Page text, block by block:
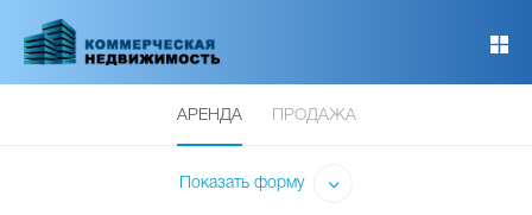
основному
АРЕНДА ПРОДАЖА
Показать форму